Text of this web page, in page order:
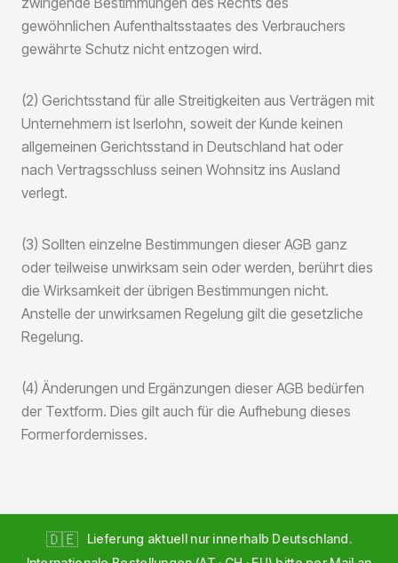
gewöhnlichen Aufenthaltsstaates des Verbrauchers
gewährte Schutz nicht entzogen wird.
(2) Gerichtsstand für alle Streitigkeiten aus Verträgen mit
Unternehmern ist Iserlohn, soweit der Kunde keinen
allgemeinen Gerichtsstand in Deutschland hat oder
nach Vertragsschluss seinen Wohnsitz ins Ausland
verlegt.
(3) Sollten einzelne Bestimmungen dieser AGB ganz
oder teilweise unwirksam sein oder werden, berührt dies
die Wirksamkeit der übrigen Bestimmungen nicht.
Anstelle der unwirksamen Regelung gilt die gesetzliche
Regelung.
(4) Änderungen und Ergänzungen dieser AGB bedürfen
der Textform. Dies gilt auch für die Aufhebung dieses
Formerfordernisses.
🇩🇪
Lieferung aktuell nur innerhalb Deutschland.